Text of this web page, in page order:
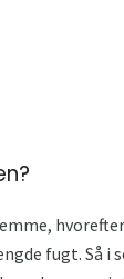
fugt. Så i